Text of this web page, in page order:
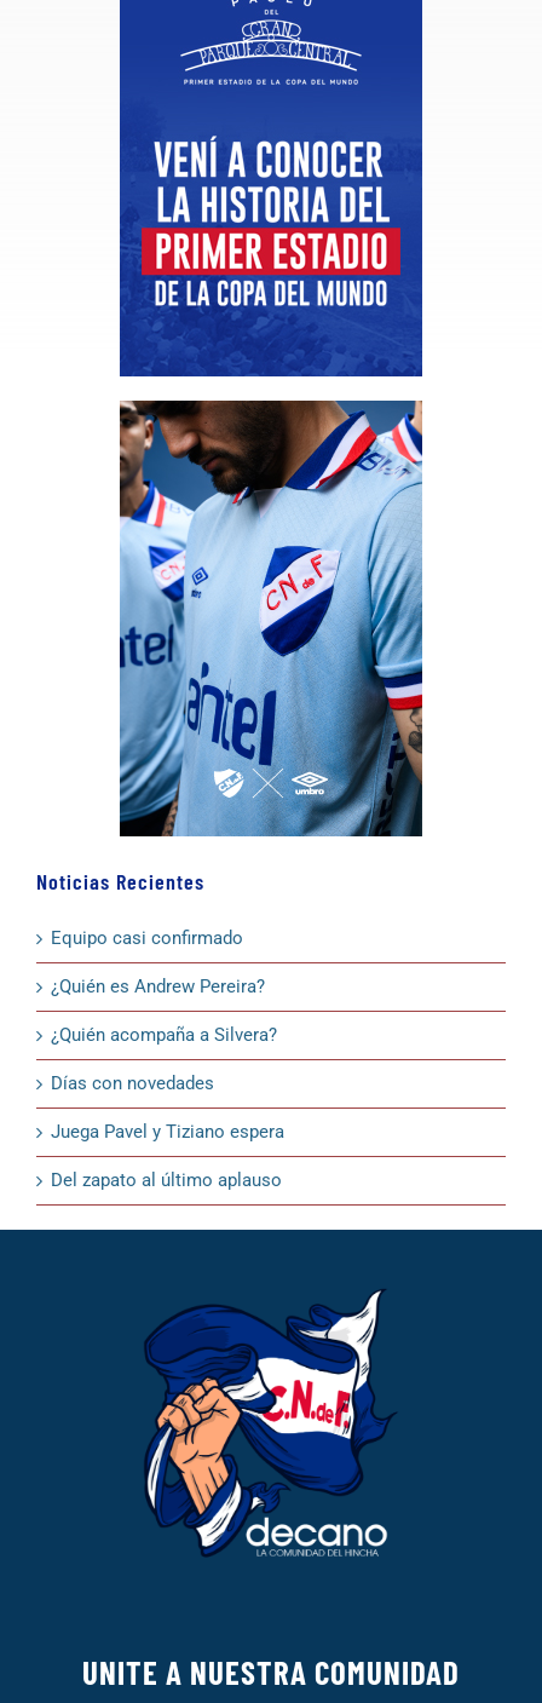
Noticias Recientes
Equipo casi confirmado
¿Quién es Andrew Pereira?
¿Quién acompaña a Silvera?
Días con novedades
Juega Pavel y Tiziano espera
Del zapato al último aplauso
UNITE A NUESTRA COMUNIDAD